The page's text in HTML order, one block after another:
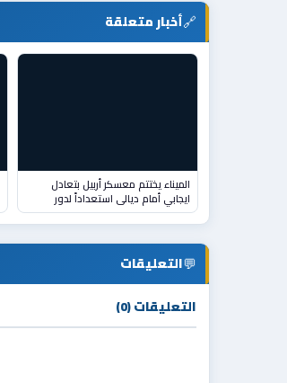
🔗أخبار متعلقة
الميناء يختتم معسكر أربيل بتعادل
ايجابي أمام ديالى استعداداً لدور
💬التعليقات
التعليقات (0)